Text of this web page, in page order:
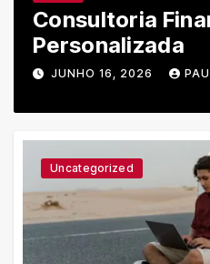
Porque Fazer
JUNHO 5, 2026
Uncategorized